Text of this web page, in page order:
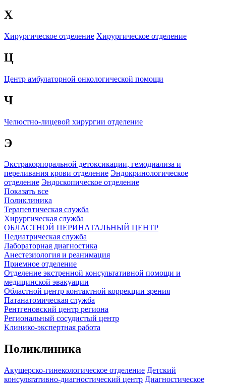
Х
Хирургическое отделение Хирургическое отделение
Ц
Центр амбулаторной онкологической помощи
Ч
Челюстно-лицевой хирургии отделение
Э
Экстракорпоральной детоксикации, гемодиализа и
переливания крови отделение Эндокринологическое
отделение Эндоскопическое отделение
Показать все
Поликлиника
Терапевтическая служба
Хирургическая служба
ОБЛАСТНОЙ ПЕРИНАТАЛЬНЫЙ ЦЕНТР
Педиатрическая служба
Лабораторная диагностика
Анестезиология и реанимация
Приемное отделение
Отделение экстренной консультативной помощи и
медицинской эвакуации
Областной центр контактной коррекции зрения
Патанатомическая служба
Рентгеновский центр региона
Региональный сосудистый центр
Клинико-экспертная работа
Поликлиника
Акушерско-гинекологическое отделение Детский
консультативно-диагностический центр Диагностическое